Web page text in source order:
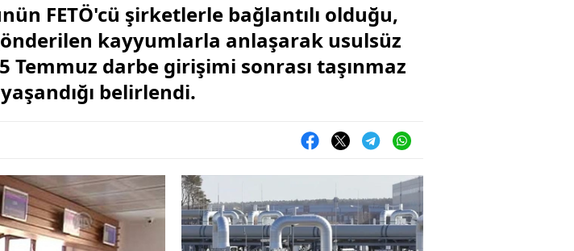
FETÖ'cü şirketlerle bağlantılı olduğu,
kayyumlarla anlaşarak usulsüz
Temmuz darbe girişimi sonrası taşınmaz
belirlendi.